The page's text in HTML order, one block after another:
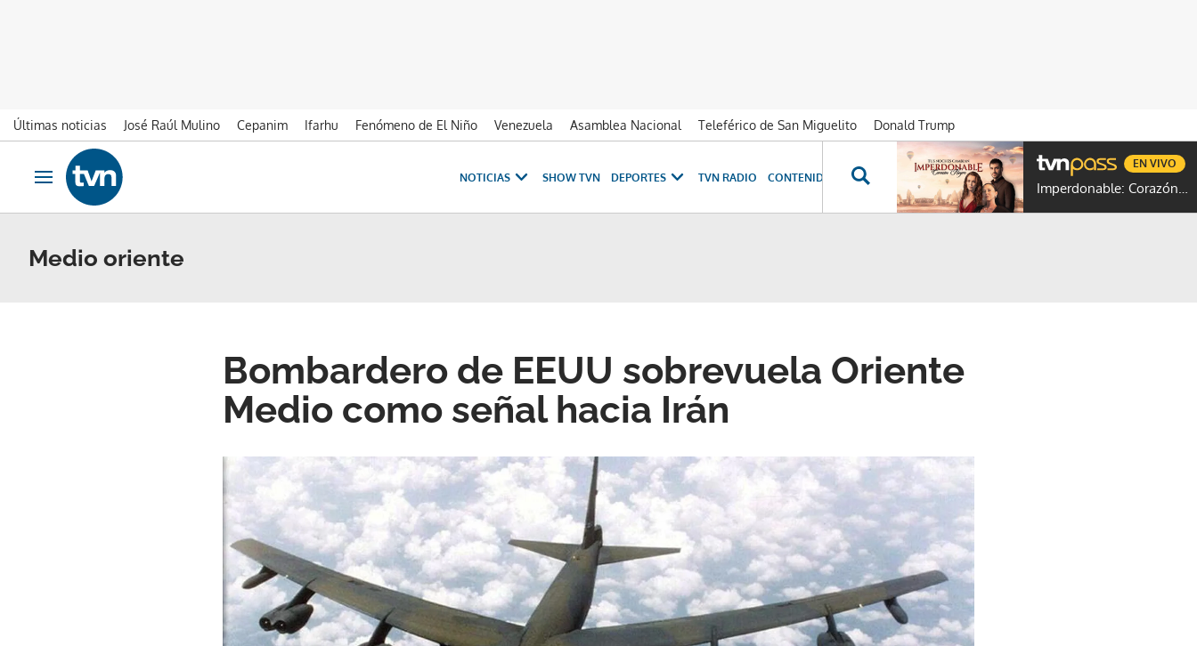
Últimas noticias José Raúl Mulino Cepanim Ifarhu Fenómeno de El Niño Venezuela Asamblea Nacional Teleférico de San Miguelito
Donald Trump
Ir al contenido
Obrir navegació
NOTICIAS SHOW TVN DEPORTES TVN RADIO CONTENIDOS ESPECIALES NOVELAS PROGRAMAS GENTE TVN
Imperdonable: Corazón Negro
EN VIVO
Medio oriente
Bombardero de EEUU sobrevuela Oriente
Medio como señal hacia Irán